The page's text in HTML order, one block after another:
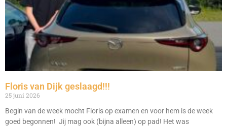
Floris van Dijk geslaagd!!!
25 juni 2026
Begin van de week mocht Floris op examen en voor hem is de week
goed begonnen! Jij mag ook (bijna alleen) op pad! Het was